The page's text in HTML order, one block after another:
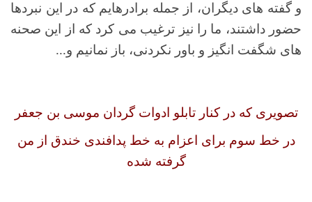
و گفته های دیگران، از جمله برادرهایم که در این نبردها
حضور داشتند، ما را نیز ترغیب می کرد که از این صحنه
های شگفت انگیز و باور نکردنی، باز نمانیم و...
تصویری که در کنار تابلو ادوات گردان موسی بن جعفر
در خط سوم برای اعزام به خط پدافندی خندق از من
گرفته شده